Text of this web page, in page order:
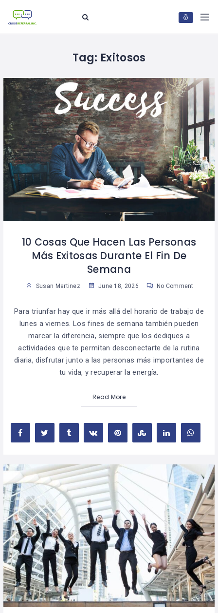
Tag: Exitosos
10 Cosas Que Hacen Las Personas
Más Exitosas Durante El Fin De
Semana
Susan Martinez June 18, 2026 No Comment
Para triunfar hay que ir más allá del horario de trabajo de
lunes a viernes. Los fines de semana también pueden
marcar la diferencia, siempre que los dediques a
actividades que te permitan desconectarte de la rutina
diaria, disfrutar junto a las personas más importantes de
tu vida, y recuperar la energía.
Read More